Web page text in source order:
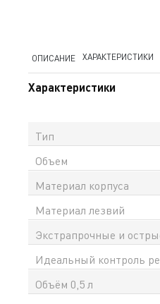
ОПИСАНИЕ ХАРАКТЕРИСТИКИ
Характеристики
Тип
Объем
Материал корпуса
Материал лезвий
Экстрапрочные и
Идеальный контроль
Объём 0,5 л